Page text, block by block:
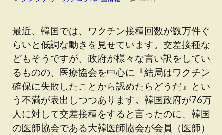
最近、韓国では、ワクチン接種回数が数万件ぐ
らいと低調な動きを見せています。交差接種な
どもそうですが、政府が様々な言い訳をしてい
るものの、医療協会を中心に『結局はワクチン
確保に失敗したことから認めたらどうだ』とい
う不満が表出しつつあります。韓国政府が76万
人に対して交差接種をすると言ったのに、韓国
の医師協会である大韓医師協会が会員（医師）